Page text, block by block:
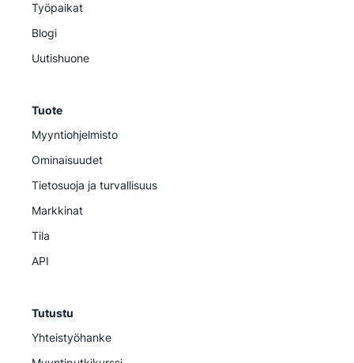
Työpaikat
Blogi
Uutishuone
Tuote
Myyntiohjelmisto
Ominaisuudet
Tietosuoja ja turvallisuus
Markkinat
Tila
API
Tutustu
Yhteistyöhanke